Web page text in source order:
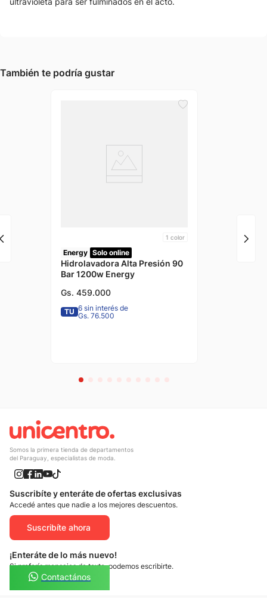
También te podría gustar
1 color
Energy Solo online
Hidrolavadora Alta Presión 90
Bar 1200w Energy
Gs. 459.000
TU 6 sin interés de
Gs. 76.500
Somos la primera tienda de departamentos
del Paraguay, especialistas de moda.
Suscribíte y enteráte de ofertas exclusivas
Accedé antes que nadie a los mejores descuentos.
Suscribíte ahora
¡Enteráte de lo más nuevo!
Si preferís mensajes de texto, podemos escribirte.
Contactános